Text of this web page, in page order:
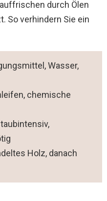
durch Ölen
So verhindern Sie ein
Wasser,
chemische
Holz, danach